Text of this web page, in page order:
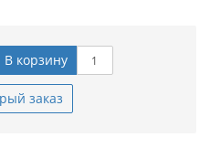
В корзину
заказ